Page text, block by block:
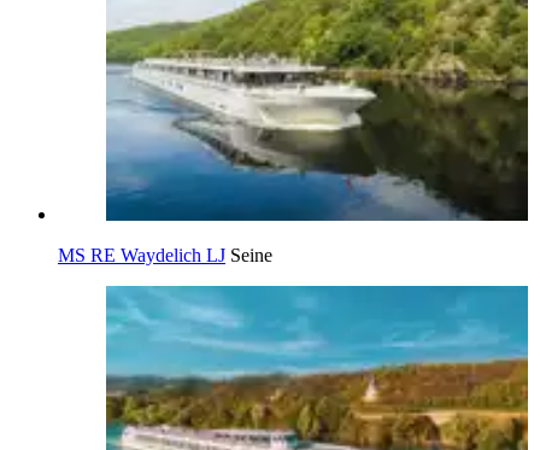
MS RE Waydelich LJ Seine